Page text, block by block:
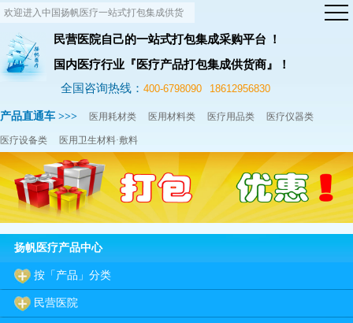
欢迎进入中国扬帆医疗一站式打包集成供货
网站！
全国咨询热线： 400-6798090 18612956830
民营医院自己的一站式打包集成采购平台 ！
国内医疗行业『医疗产品打包集成供货商』！
产品直通车 >>> 医用耗材类 医用材料类 医疗用品类 医疗仪器类
医疗设备类 医用卫生材料·敷料
扬帆医疗产品中心
按「产品」分类
民营医院